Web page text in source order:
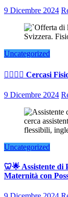
9 Dicembre 2024
Uncategorized
👨‍⚕️👩‍⚕️ Cercasi
9 Dicembre 2024
Uncategorized
🦷🌟 Assistente di
Maternità con